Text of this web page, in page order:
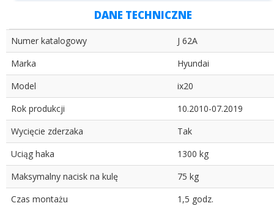
DANE TECHNICZNE
Numer katalogowy
J 62A
Marka
Hyundai
Model
ix20
Rok produkcji
10.2010-07.2019
Wycięcie zderzaka
Tak
Uciąg haka
1300 kg
Maksymalny nacisk na kulę
75 kg
Czas montażu
1,5 godz.